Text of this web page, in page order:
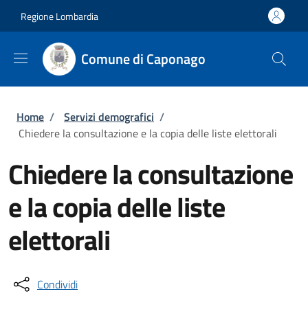
Regione Lombardia
Comune di Caponago
Briciole di pane
Home / Servizi demografici /
Chiedere la consultazione e la copia delle liste elettorali
Chiedere la consultazione
e la copia delle liste
elettorali
Condividi